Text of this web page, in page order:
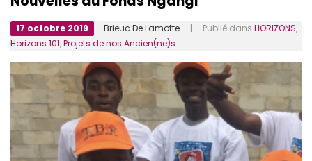
17 octobre 2019 Brieuc De Lamotte | Publié dans HORIZONS,
Horizons 101,Projets de nos Ancien(ne)s